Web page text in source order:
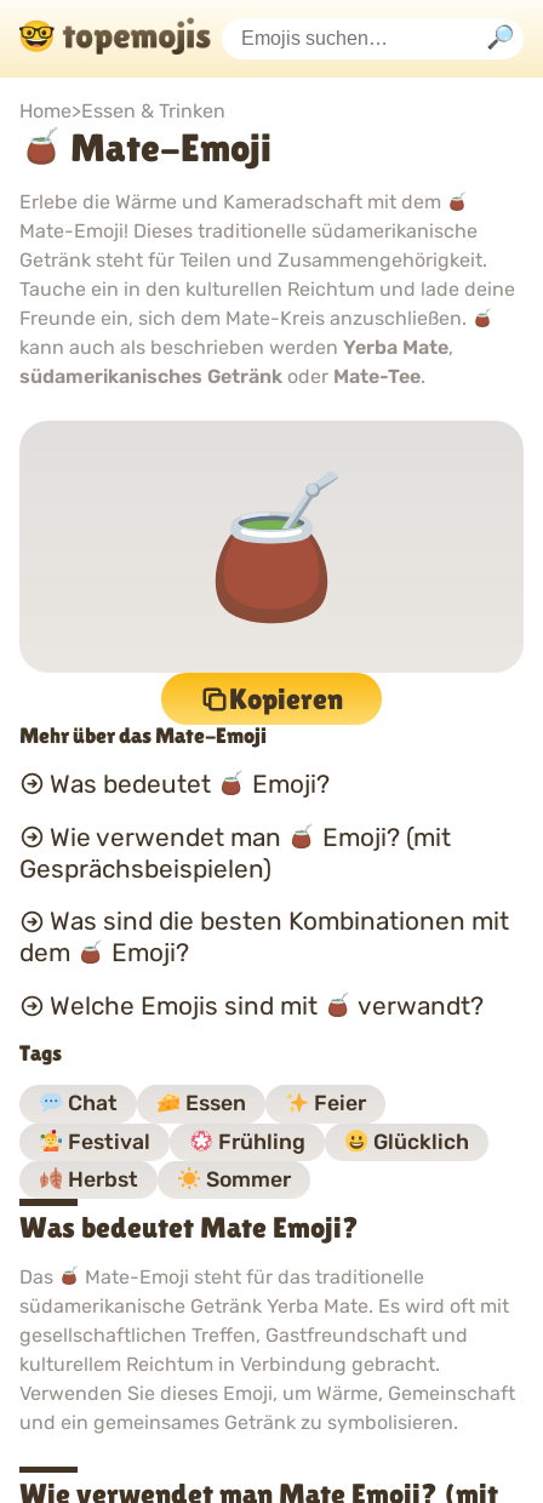
Home>Essen & Trinken
Mate-Emoji
Erlebe die Wärme und Kameradschaft mit dem
Mate-Emoji! Dieses traditionelle südamerikanische
Getränk steht für Teilen und Zusammengehörigkeit.
Tauche ein in den kulturellen Reichtum und lade deine
Freunde ein, sich dem Mate-Kreis anzuschließen.
kann auch als beschrieben werden Yerba Mate,
südamerikanisches Getränk oder Mate-Tee.
Kopieren
Mehr über das Mate-Emoji
Was bedeutet
Emoji?
Wie verwendet man
Emoji? (mit
Gesprächsbeispielen)
Was sind die besten Kombinationen mit
dem
Emoji?
Welche Emojis sind mit
verwandt?
Tags
Chat Essen
Feier
Festival
Frühling
Glücklich
Herbst
Sommer
Was bedeutet Mate Emoji?
Das
Mate-Emoji steht für das traditionelle
südamerikanische Getränk Yerba Mate. Es wird oft mit
gesellschaftlichen Treffen, Gastfreundschaft und
kulturellem Reichtum in Verbindung gebracht.
Verwenden Sie dieses Emoji, um Wärme, Gemeinschaft
und ein gemeinsames Getränk zu symbolisieren.
Wie verwendet man Mate Emoji? (mit